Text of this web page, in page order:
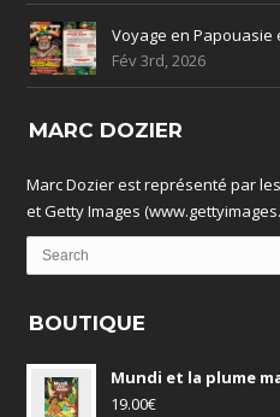
Voyage en Papouasie
Fév 3rd, 2026
MARC DOZIER
Marc Dozier est représenté par
et Getty Images
BOUTIQUE
Mundi et la plume
19.00€